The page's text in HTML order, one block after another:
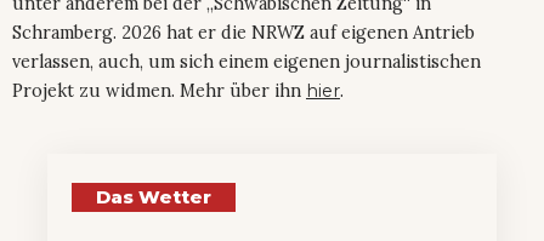
Schramberg. 2026 hat er die NRWZ auf eigenen Antrieb
verlassen, auch, um sich einem eigenen journalistischen
Projekt zu widmen. Mehr über ihn hier.
Das Wetter